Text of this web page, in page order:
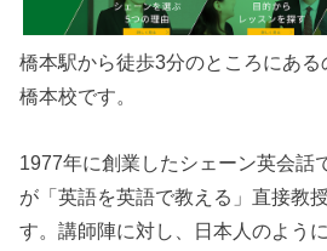
橋本駅から徒歩3分のところにあ
橋本校です。
1977年に創業したシェーン英会話
が「英語を英語で教える」直接教
す。講師陣に対し、日本人のよう